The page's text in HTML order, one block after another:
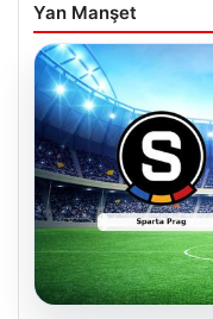
Yan Manşet